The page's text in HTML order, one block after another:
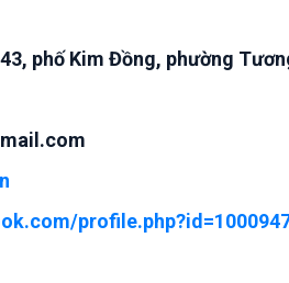
phố Kim Đồng, phường